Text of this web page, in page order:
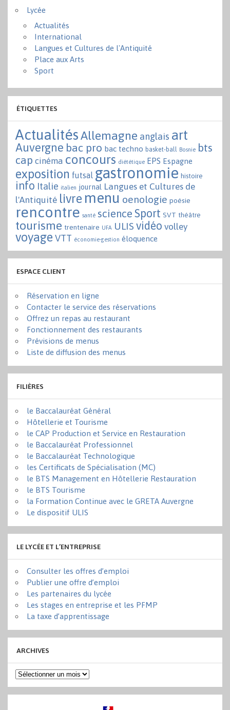
Lycée
Actualités
International
Langues et Cultures de l'Antiquité
Place aux Arts
Sport
ÉTIQUETTES
ActualitésAllemagne anglais art
Auvergne bac pro bac techno basket-ball Bosnie bts
cap cinéma concours diététique EPS Espagne
exposition futsal gastronomie histoire
info Italie italien journal Langues et Cultures de
l'Antiquité livre menu oenologie poésie
rencontre santé science Sport SVT théâtre
tourisme trentenaire UFA ULIS vidéo volley
voyage VTT économie-gestion éloquence
ESPACE CLIENT
Réservation en ligne
Contacter le service des réservations
Offrez un repas au restaurant
Fonctionnement des restaurants
Prévisions de menus
Liste de diffusion des menus
FILIÈRES
le Baccalauréat Général
Hôtellerie et Tourisme
le CAP Production et Service en Restauration
le Baccalauréat Professionnel
le Baccalauréat Technologique
les Certificats de Spécialisation (MC)
le BTS Management en Hôtellerie Restauration
le BTS Tourisme
la Formation Continue avec le GRETA Auvergne
Le dispositif ULIS
LE LYCÉE ET L’ENTREPRISE
Consulter les offres d’emploi
Publier une offre d’emploi
Les partenaires du lycée
Les stages en entreprise et les PFMP
La taxe d’apprentissage
ARCHIVES
Archives